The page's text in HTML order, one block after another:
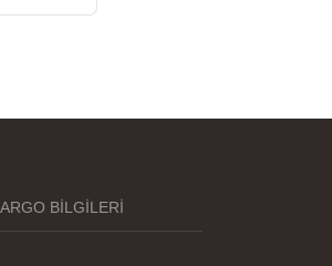
BILGILERI